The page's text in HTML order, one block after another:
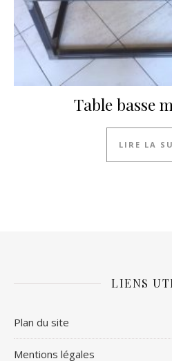
Table basse
LIRE LA
LIENS
Plan du site
Mentions légales